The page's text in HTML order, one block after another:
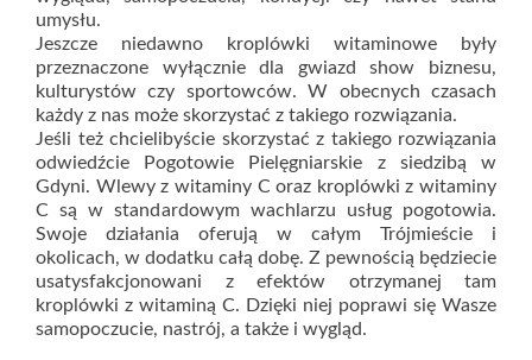
umysłu.
Jeszcze niedawno kroplówki witaminowe były
przeznaczone wyłącznie dla gwiazd show biznesu,
kulturystów czy sportowców. W obecnych czasach
każdy z nas może skorzystać z takiego rozwiązania.
Jeśli też chcielibyście skorzystać z takiego rozwiązania
odwiedźcie Pogotowie Pielęgniarskie z siedzibą w
Gdyni. Wlewy z witaminy C oraz kroplówki z witaminy
C są w standardowym wachlarzu usług pogotowia.
Swoje działania oferują w całym Trójmieście i
okolicach, w dodatku całą dobę. Z pewnością będziecie
usatysfakcjonowani z efektów otrzymanej tam
kroplówki z witaminą C. Dzięki niej poprawi się Wasze
samopoczucie, nastrój, a także i wygląd.